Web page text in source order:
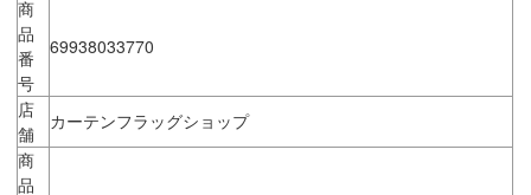
商
品
番
号
69938033770
店
舗
カーテンフラッグショップ
商
品